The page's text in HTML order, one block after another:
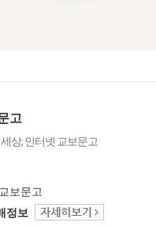
고
상, 인터넷 교보문고
교보문고
정보